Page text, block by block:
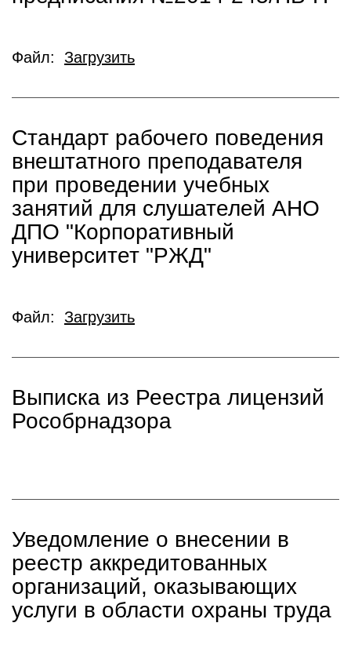
Файл: Загрузить
Стандарт рабочего поведения
внештатного преподавателя
при проведении учебных
занятий для слушателей АНО
ДПО "Корпоративный
университет "РЖД"
Файл: Загрузить
Выписка из Реестра лицензий
Рособрнадзора
Уведомление о внесении в
реестр аккредитованных
организаций, оказывающих
услуги в области охраны труда